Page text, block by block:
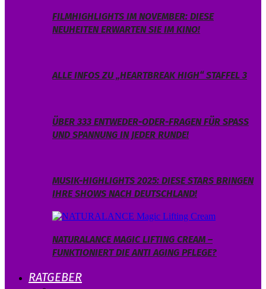
FILMHIGHLIGHTS IM NOVEMBER: DIESE
NEUHEITEN ERWARTEN SIE IM KINO!
ALLE INFOS ZU „HEARTBREAK HIGH“ STAFFEL 3
ÜBER 333 ENTWEDER-ODER-FRAGEN FÜR SPASS U
ND SPANNUNG IN JEDER RUNDE!
MUSIK-HIGHLIGHTS 2025: DIESE STARS BRINGEN
IHRE SHOWS NACH DEUTSCHLAND!
NATURALANCE MAGIC LIFTING CREAM –
FUNKTIONIERT DIE ANTI AGING PFLEGE?
RATGEBER